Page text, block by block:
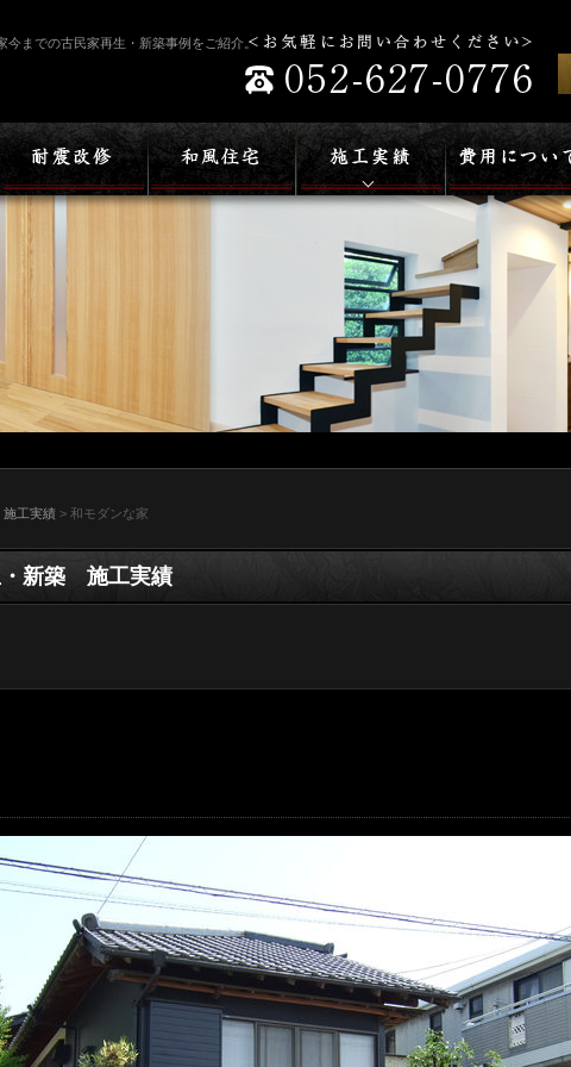
今までの古民家再生・新築事例をご紹介。
工実績 > 和モダンな家
・新築 施工実績